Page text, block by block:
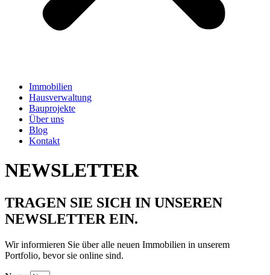
Immobilien
Hausverwaltung
Bauprojekte
Über uns
Blog
Kontakt
NEWSLETTER
TRAGEN SIE SICH IN UNSEREN
NEWSLETTER EIN.
Wir informieren Sie über alle neuen Immobilien in unserem
Portfolio, bevor sie online sind.